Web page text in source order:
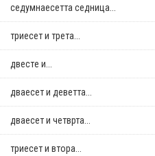
седумнаесетта седница...
триесет и трета...
двестe и...
дваесет и деветта...
дваесет и четврта...
триесет и втора...